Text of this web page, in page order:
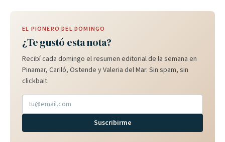
EL PIONERO DEL DOMINGO
¿Te gustó esta nota?
Recibí cada domingo el resumen editorial de la semana en
Pinamar, Cariló, Ostende y Valeria del Mar. Sin spam, sin
clickbait.
Suscribirme